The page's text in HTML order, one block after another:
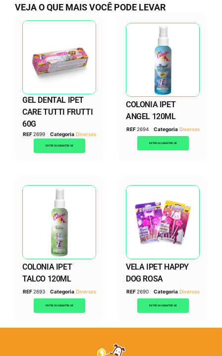
VEJA O QUE MAIS VOCÊ PODE LEVAR
GEL DENTAL IPET
CARE TUTTI FRUTTI
60G
REF2699 Categoria Diversos
ENTRE OU CADASTRE-SE
COLONIA IPET
ANGEL 120ML
REF2694 Categoria Diversos
ENTRE OU CADASTRE-SE
COLONIA IPET
TALCO 120ML
REF2693 Categoria Diversos
ENTRE OU CADASTRE-SE
VELA IPET HAPPY
DOG ROSA
REF2690 Categoria Diversos
ENTRE OU CADASTRE-SE